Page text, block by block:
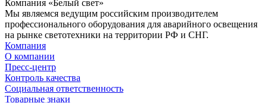
Компания «Белый свет»
Мы являемся ведущим российским производителем
профессионального оборудования для аварийного освещения
на рынке светотехники на территории РФ и СНГ.
Компания
О компании
Пресс-центр
Контроль качества
Социальная ответственность
Товарные знаки